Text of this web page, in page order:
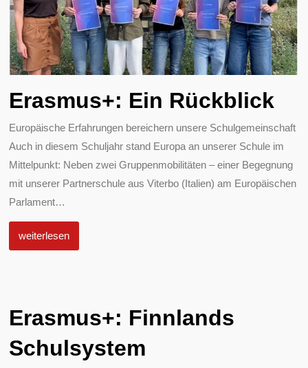
Erasmus+: Ein Rückblick
Europäische Erfahrungen bereichern unsere Schulgemeinschaft
Auch in diesem Schuljahr stand Europa an unserer Schule im
Mittelpunkt: Neben zwei Gruppenmobilitäten – einer Begegnung
mit unserer Partnerschule aus Viterbo (Italien) am Europäischen
Parlament…
weiterlesen
Erasmus+: Finnlands
Schulsystem